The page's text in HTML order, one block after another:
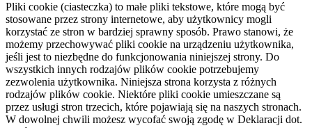
Pliki cookie (ciasteczka) to małe pliki tekstowe, które mogą być
stosowane przez strony internetowe, aby użytkownicy mogli
korzystać ze stron w bardziej sprawny sposób. Prawo stanowi, że
możemy przechowywać pliki cookie na urządzeniu użytkownika,
jeśli jest to niezbędne do funkcjonowania niniejszej strony. Do
wszystkich innych rodzajów plików cookie potrzebujemy
zezwolenia użytkownika. Niniejsza strona korzysta z różnych
rodzajów plików cookie. Niektóre pliki cookie umieszczane są
przez usługi stron trzecich, które pojawiają się na naszych stronach.
W dowolnej chwili możesz wycofać swoją zgodę w Deklaracji dot.